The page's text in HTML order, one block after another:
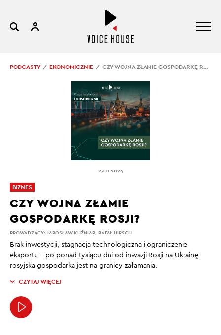
PODCASTY EKONOMICZNIE CZY WOJNA ZŁAMIE GOSPODARKĘ ROSJI?
27.11.2024
PROWADZĄCY: JAROSŁAW KUŹNIAR, RAFAŁ HIRSCH
CZY WOJNA ZŁAMIE
GOSPODARKĘ ROSJI?
Brak inwestycji, stagnacja technologiczna i ograniczenie
eksportu – po ponad tysiącu dni od inwazji Rosji na Ukrainę
rosyjska gospodarka jest na granicy załamania.
CZYTAJ WIĘCEJ
BIZNES